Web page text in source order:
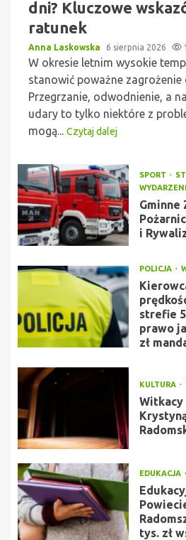
dni? Kluczowe
ratunek
Anna Laskowska 6 sierpnia 2026
W okresie letnim wysokie
stanowić poważne zagrożenie
Przegrzanie, odwodnienie, a
udary to tylko niektóre z
mogą... Czytaj dalej
SPORT
Gminne
i
POLICJA
strefie
prawo
zł
KULTURA
Witkacy
EDUKACJA
tys. zł